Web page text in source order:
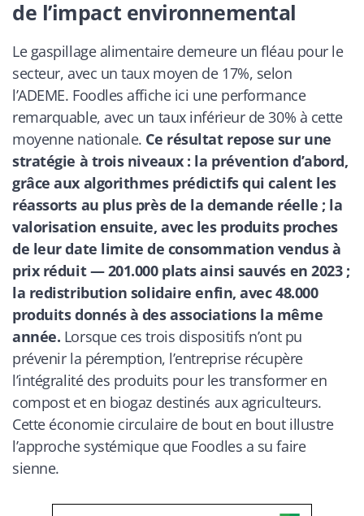
de l’impact environnemental
Le gaspillage alimentaire demeure un fléau pour le
secteur, avec un taux moyen de 17%, selon
l’ADEME. Foodles affiche ici une performance
remarquable, avec un taux inférieur de 30% à cette
moyenne nationale. Ce résultat repose sur une
stratégie à trois niveaux : la prévention d’abord,
grâce aux algorithmes prédictifs qui calent les
réassorts au plus près de la demande réelle ; la
valorisation ensuite, avec les produits proches
de leur date limite de consommation vendus à
prix réduit — 201.000 plats ainsi sauvés en 2023 ;
la redistribution solidaire enfin, avec 48.000
produits donnés à des associations la même
année. Lorsque ces trois dispositifs n’ont pu
prévenir la péremption, l’entreprise récupère
l’intégralité des produits pour les transformer en
compost et en biogaz destinés aux agriculteurs.
Cette économie circulaire de bout en bout illustre
l’approche systémique que Foodles a su faire
sienne.